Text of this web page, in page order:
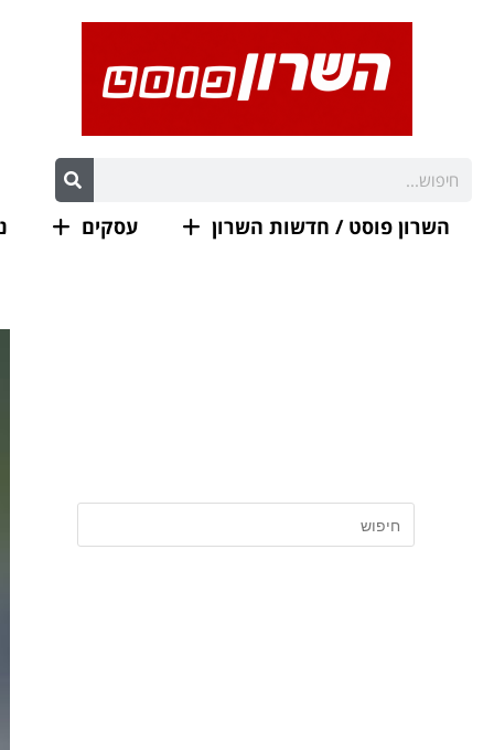
השרון פוסט / חדשות השרון עסקים